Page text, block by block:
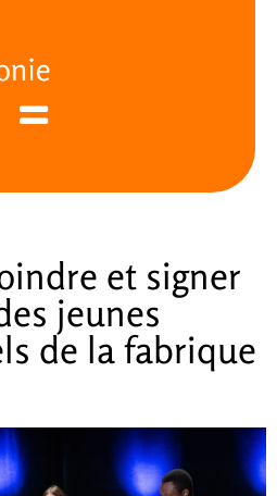
et signer
jeunes
de la fabrique